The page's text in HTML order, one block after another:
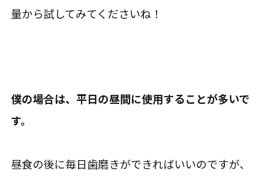
量から試してみてくださいね！
僕の場合は、平日の昼間に使用することが多いで
す。
昼食の後に毎日歯磨きができればいいのですが、